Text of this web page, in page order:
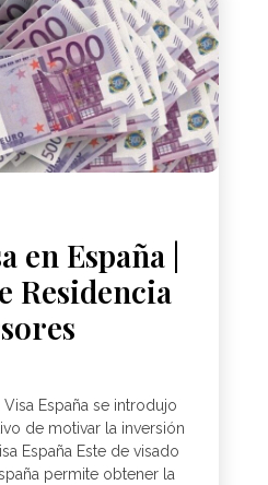
en España |
Residencia
España se introdujo
de motivar la inversión
España Este de visado
permite obtener la